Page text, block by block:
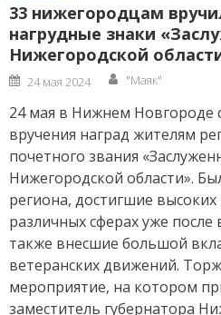
33 нижегородцам
нагрудные знаки
Нижегородской
Posted
on
24 мая 2024 Author
"Маяк"
24 мая в Нижнем Новгороде
вручения наград жителям
почетного звания
Нижегородской области».
региона, достигшие высоких
различных сферах уже
также внесшие большой
ветеранских движений.
мероприятие, на котором
заместитель губернатора